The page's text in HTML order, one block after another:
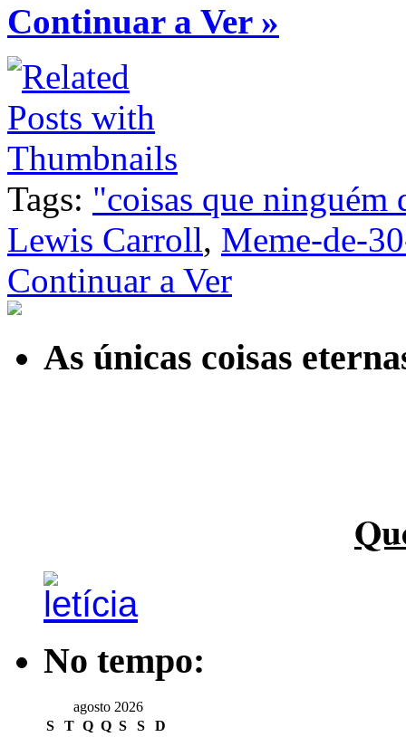
Continuar a Ver »
Tags: "coisas que ninguém
Lewis Carroll, Meme-de-
Continuar a Ver
As únicas coisas
No tempo:
agosto 2026
S
T Q Q S S D